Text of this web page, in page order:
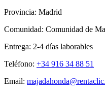
Provincia: Madrid
Comunidad: Comunidad de
Entrega: 2-4 días laborables
Teléfono: +34 916 34 88 51
Email: